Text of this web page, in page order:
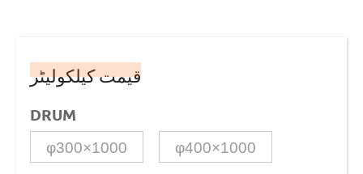
قیمت کیلکولیٹر
DRUM
φ300×1000 φ400×1000